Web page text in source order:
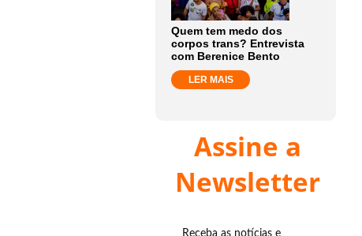
Quem tem medo dos
corpos trans? Entrevista
com Berenice Bento
LER MAIS
Assine a
Newsletter
Receba as notícias e